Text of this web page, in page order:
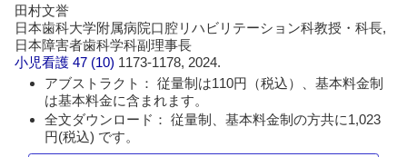
田村文誉
日本歯科大学附属病院口腔リハビリテーション科教授・科長,
日本障害者歯科学科副理事長
小児看護 47 (10) 1173-1178, 2024.
アブストラクト： 従量制は110円（税込）、基本料金制
は基本料金に含まれます。
全文ダウンロード： 従量制、基本料金制の方共に1,023
円(税込) です。